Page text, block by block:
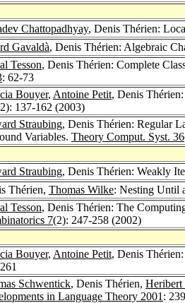
Chattopadhyay, Denis Thérien:
Gavaldà, Denis Thérien: Algebraic
Tesson, Denis Thérien: Complete
: 62-73
Bouyer, Antoine Petit, Denis
137-162 (2003)
Straubing, Denis Thérien: Regular
Variables. Theory Comput. Syst. 36
Straubing, Denis Thérien: Weakly
Thérien, Thomas Wilke: Nesting Until
Tesson, Denis Thérien: The
7(2): 247-258 (2002)
Bouyer, Antoine Petit, Denis
Schwentick, Denis Thérien, Heribert
in Language Theory 2001 :